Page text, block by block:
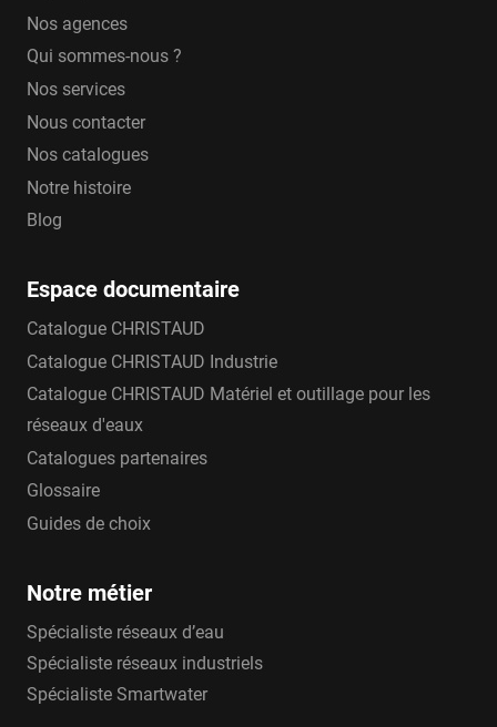
Nos agences
Qui sommes-nous ?
Nos services
Nous contacter
Nos catalogues
Notre histoire
Blog
Espace documentaire
Catalogue CHRISTAUD
Catalogue CHRISTAUD Industrie
Catalogue CHRISTAUD Matériel et outillage pour les
réseaux d'eaux
Catalogues partenaires
Glossaire
Guides de choix
Notre métier
Spécialiste réseaux d’eau
Spécialiste réseaux industriels
Spécialiste Smartwater